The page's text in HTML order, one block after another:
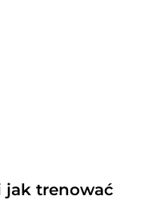
jak trenować